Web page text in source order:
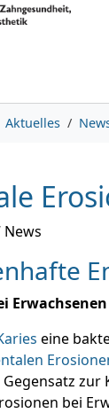
Aktuelles
News
eine
zur
bei